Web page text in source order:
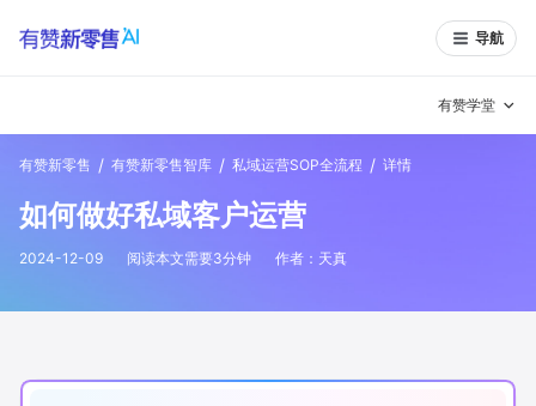
导航
有赞学堂
私域日历
有赞新零售 / 有赞新零售智库 / 私域运营SOP全流程 / 详情
如何做好私域客户运营
2024-12-09 阅读本文需要3分钟 作者： 天真